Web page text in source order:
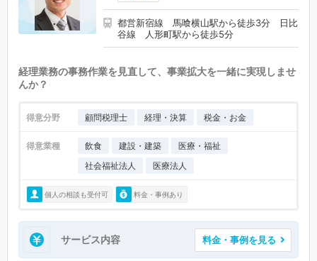
都営新宿線 馬喰横山駅から徒歩3分 日比
谷線 人形町駅から徒歩5分
経理業務の事務作業を見直して、事業拡大を一緒に実現しませ
んか？
得意分野 顧問税理士 経理・決算 税金・お金
得意業種 飲食 建設・建築
医療・福祉
社会福祉法人
医療法人
個人の相談も受付可 料金・事例あり
サービス内容 料金・事例を見る